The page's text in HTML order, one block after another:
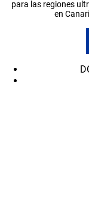
para las regiones
en